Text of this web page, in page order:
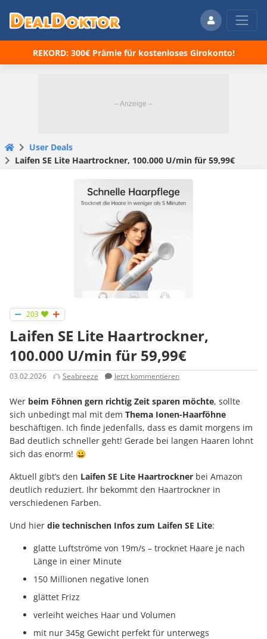
REKORD: 300€ Prämie für kostenloses Girokonto!
User Deals
Laifen SE Lite Haartrockner, 100.000 U/min für 59,99€
203
Laifen SE Lite Haartrockner,
100.000 U/min für 59,99€
03.02.2026 Seabreeze Jetzt kommentieren
Wer beim Föhnen gern richtig Zeit sparen möchte, sollte
sich unbedingt mal mit dem Thema Ionen-Haarföhne
beschäftigen. Ich finde jedenfalls, dass es damit morgens im
Bad deutlich schneller geht! Gerade bei langen Haaren lohnt
sich das enorm! 😀
Aktuell gibt’s den Laifen SE Lite Haartrockner bei Amazon
deutlich reduziert. Ihr bekommt den Haartrockner in
verschiedenen Farben.
Und hier die technischen Infos zum Laifen SE Lite:
glatte Luftströme von 19m/s – trocknet Haare je nach
Länge in einer Minute
150 Millionen negative Ionen
glättet Frizz
verleiht weiches Haar und Volumen
mit nur 345g Gewicht perfekt für unterwegs